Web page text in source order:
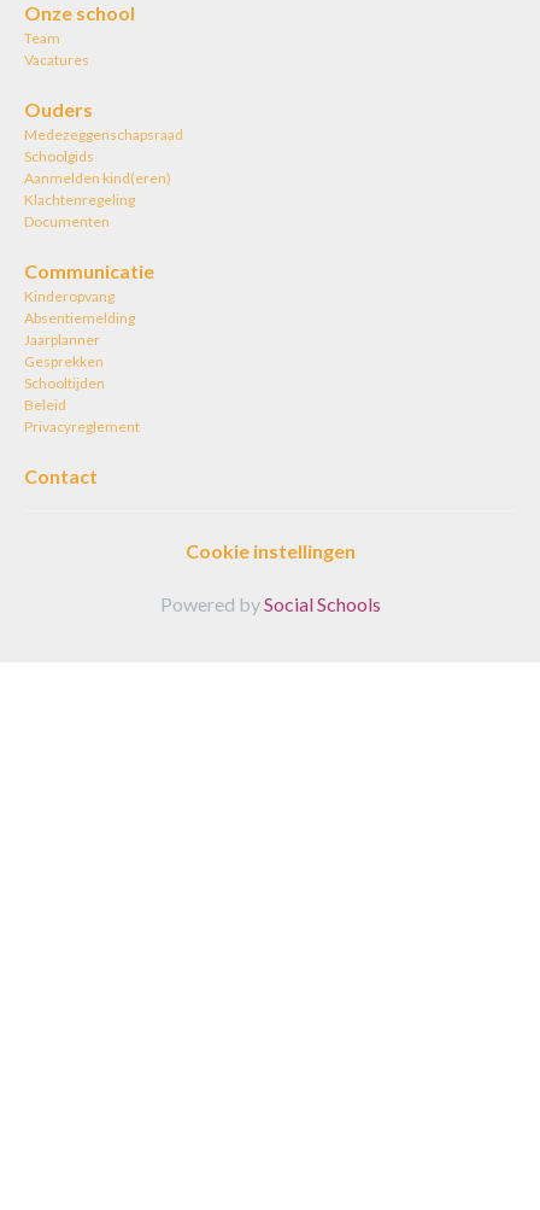
Onze school
Team
Vacatures
Ouders
Medezeggenschapsraad
Schoolgids
Aanmelden kind(eren)
Klachtenregeling
Documenten
Communicatie
Kinderopvang
Absentiemelding
Jaarplanner
Gesprekken
Schooltijden
Beleid
Privacyreglement
Contact
Cookie instellingen
Powered bySocial Schools